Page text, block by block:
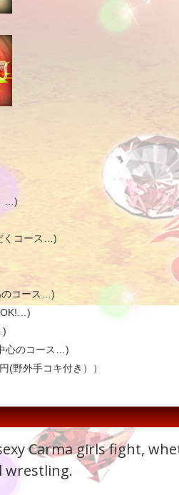
…)
くコース…)
のコース…)
OK!…)
心のコース…)
(野外手コキ付き））
Carma girls fight,
wrestling.